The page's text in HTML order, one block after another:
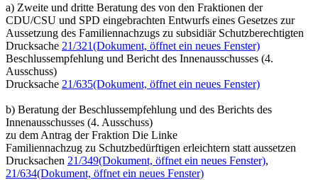
a) Zweite und dritte Beratung des von den Fraktionen der
CDU/CSU und SPD eingebrachten Entwurfs eines Gesetzes zur
Aussetzung des Familiennachzugs zu subsidiär Schutzberechtigten
Drucksache 21/321(Dokument, öffnet ein neues Fenster)
Beschlussempfehlung und Bericht des Innenausschusses (4.
Ausschuss)
Drucksache 21/635(Dokument, öffnet ein neues Fenster)
b) Beratung der Beschlussempfehlung und des Berichts des
Innenausschusses (4. Ausschuss)
zu dem Antrag der Fraktion Die Linke
Familiennachzug zu Schutzbedürftigen erleichtern statt aussetzen
Drucksachen 21/349(Dokument, öffnet ein neues Fenster),
21/634(Dokument, öffnet ein neues Fenster)